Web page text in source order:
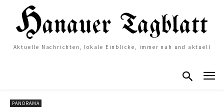
Aktuelle Nachrichten, lokale Einblicke, immer nah und aktuell
PANORAMA